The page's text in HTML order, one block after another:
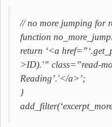
// no more jumping for
function
return ‘<a
>ID).'” class=”read-
Reading’.'</a>’;
}